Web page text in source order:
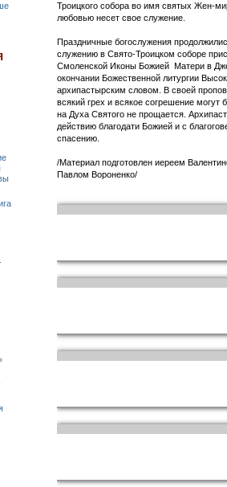
Троицкого собора во имя святых Жен-
любовью несет свое служение.
Праздничные богослужения
служению в Свято-Троицком соборе
Смоленской Иконы Божией Матери в
окончании Божественной литургии
архипастырским словом. В своей
всякий грех и всякое согрешение
на Духа Святого не прощается.
действию благодати Божией и с
спасению.
/Материал подготовлен иереем
Павлом Вороненко/